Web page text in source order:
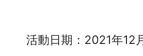
活動日期：2021年12